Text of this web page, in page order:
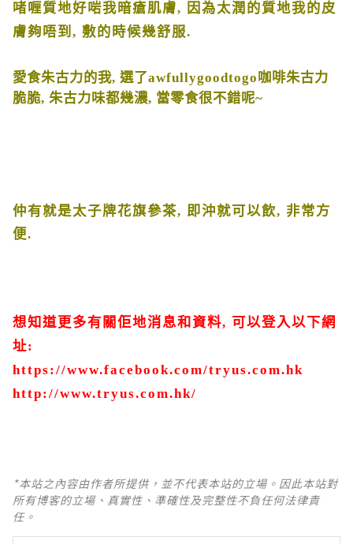
啫喱質地好啱我暗瘡肌膚, 因為太潤的質地我的皮
膚夠唔到 , 敷的時候幾舒服.
愛食朱古力的我, 選了awfullygoodtogo咖啡朱古力
脆脆, 朱古力味都幾濃, 當零食很不錯呢~
仲有就是太子牌花旗參茶, 即沖就可以飲, 非常方
便.
想知道更多有關佢地消息和資料, 可以登入以下網
址:
https://www.facebook.com/tryus.com.hk
http://www.tryus.com.hk/
*本站之內容由作者所提供，並不代表本站的立場。因此本站對
所有博客的立場、真實性、準確性及完整性不負任何法律責
任。